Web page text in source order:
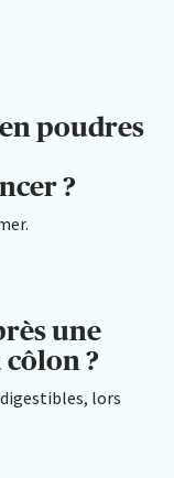
poudres
?
une
?
lors